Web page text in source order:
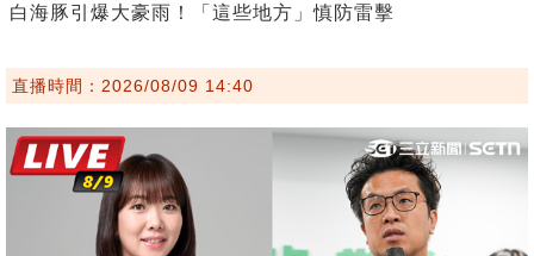
白海豚引爆大豪雨！「這些地方」慎防雷擊
直播時間：2026/08/09 14:40